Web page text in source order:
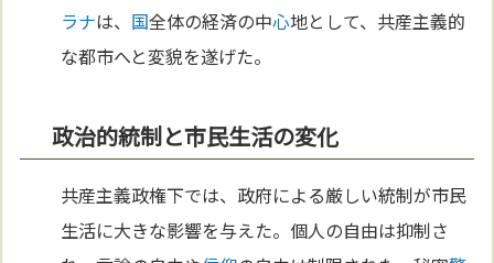
ラナは、 国全体の経済の中心地として、共産主義的
な都市へと変貌を遂げた。
政治的統制と市民生活の変化
共産主義政権下では、政府による厳しい統制が市民
生活に大きな影響を与えた。個人の自由は抑制さ